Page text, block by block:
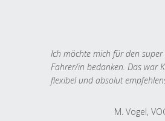
Ich möchte mich für den super
Fahrer/in bedanken. Das war
flexibel und absolut
M. Vogel,